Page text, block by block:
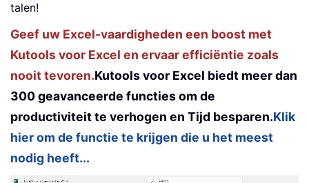
talen!
Geef uw Excel-vaardigheden een boost met
Kutools voor Excel en ervaar efficiëntie zoals
nooit tevoren.Kutools voor Excel biedt meer dan
300 geavanceerde functies om de
productiviteit te verhogen en Tijd besparen.Klik
hier om de functie te krijgen die u het meest
nodig heeft...